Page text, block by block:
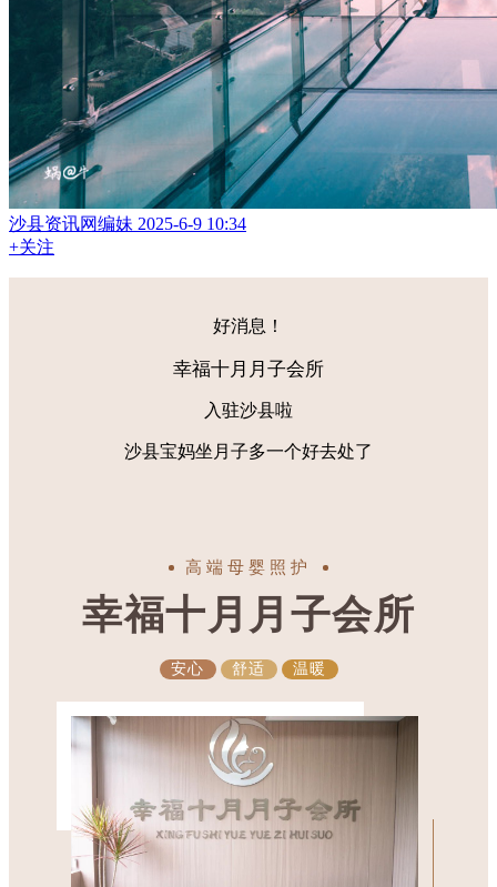
沙县资讯网编妹 2025-6-9 10:34
+关注
好消息！
幸福十月月子会所
入驻沙县啦
沙县宝妈坐月子多一个好去处了
高端母婴照护
幸福十月月子会所
安心 舒适 温暖